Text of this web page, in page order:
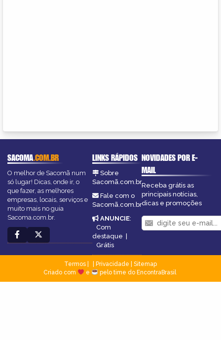
SACOMA.COM.BR
O melhor de Sacomã num
só lugar! Dicas, onde ir, o
que fazer, as melhores
empresas, locais, serviços e
muito mais no guia
Sacoma.com.br.
LINKS RÁPIDOS
Sobre
Sacomã.com.br
Fale com o
Sacomã.com.br
ANUNCIE:
Com
destaque |
Grátis
NOVIDADES POR E-
MAIL
Receba grátis as
principais notícias,
dicas e promoções
Termos Privacidade
Sitemap
Criado com
e pelo time do EncontraBrasil